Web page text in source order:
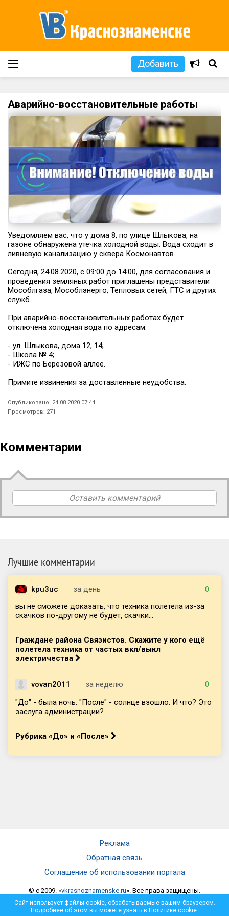
Добавить
Аварийно-восстановительные работы
Уведомляем вас, что у дома 8, по улице Шлыкова, на
газоне обнаружена утечка холодной воды. Вода сходит в
ливневую канализацию у сквера Космонавтов.
Сегодня, 24.08.2020, с 09:00 до 14:00, для согласования и
проведения земляных работ приглашены представители
Мособлгаза, Мособлэнерго, Тепловых сетей, ГТС и других
служб.
При аварийно-восстановительных работах будет
отключена холодная вода по адресам:
- ул. Шлыкова, дома 12, 14;
- Школа № 4;
- ИЖС по Березовой аллее.
Примите извинения за доставленные неудобства.
Опубликовано: 24.08.2020 07:44
Просмотров: 271
Комментарии
Оставить комментарий
Лучшие комментарии
kpu3uc за день
0
вы не сможете доказать, что техника полетела из-за
скачков по-другому не будет, скачки...
Граждане района Связистов. Скажите у кого ещё
полетела техника от частых вкл/выкл
электричества
vovan2011 за неделю
0
"До" - была ночь. "После" - солнце взошло. И что? Это
заслуга администрации?
Рубрика «До» и «После»
Реклама
Обратная связь
Соглашение об использовании портала
© c 2009. «vkrasnoznamenske.ru». Все права защищены.
Мнение администрации не всегда совпадает с мнением автора.
Администрация не несет ответственности за достоверность
Сайт использует файлы cookie, обрабатываемые вашим браузером.
Подробнее об этом вы можете узнать в Политике cookie.